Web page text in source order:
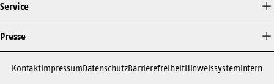
Service
Presse
KontaktImpressumDatenschutzBarrierefreiheitHinweissystemIntern